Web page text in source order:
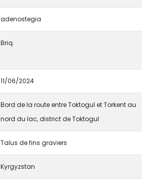
adenostegia
Briq.
11/06/2024
Bord de la route entre Toktogul et Torkent au
nord du lac, district de Toktogul
Talus de fins graviers
Kyrgyzstan